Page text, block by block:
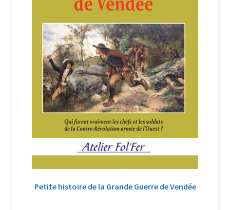
Petite histoire de la Grande Guerre de Vendée